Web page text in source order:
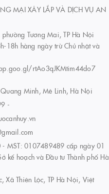
MẠI XÂY LẮP VÀ DỊCH VỤ AN
Tương Mai, TP Hà Nội
18h hàng ngày trừ Chủ nhật và
rtAo3qJKMtim44do7
Minh, Mê Linh, Hà Nội
-
- MST: 0107489489 cấp ngày 01
kế hoạch và Đầu tư Thành phố Hà
Xã Thiên Lộc, TP Hà Nội, Việt